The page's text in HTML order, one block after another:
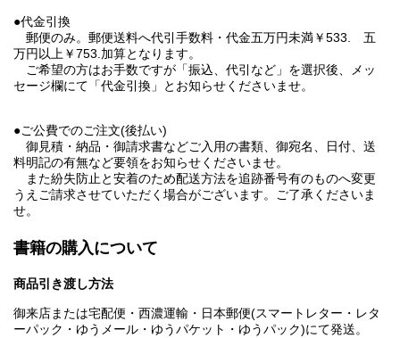
●代金引換
郵便のみ。郵便送料へ代引手数料・代金五万円未満￥533. 五
万円以上￥753.加算となります。
ご希望の方はお手数ですが「振込、代引など」を選択後、メッ
セージ欄にて「代金引換」とお知らせくださいませ。
●ご公費でのご注文(後払い)
御見積・納品・御請求書などご入用の書類、御宛名、日付、送
料明記の有無など要領をお知らせくださいませ。
また紛失防止と安着のため配送方法を追跡番号有のものへ変更
うえご請求させていただく場合がございます。ご了承くださいま
せ。
書籍の購入について
商品引き渡し方法
御来店または宅配便・西濃運輸・日本郵便(スマートレター・レタ
ーパック・ゆうメール・ゆうパケット・ゆうパック)にて発送。